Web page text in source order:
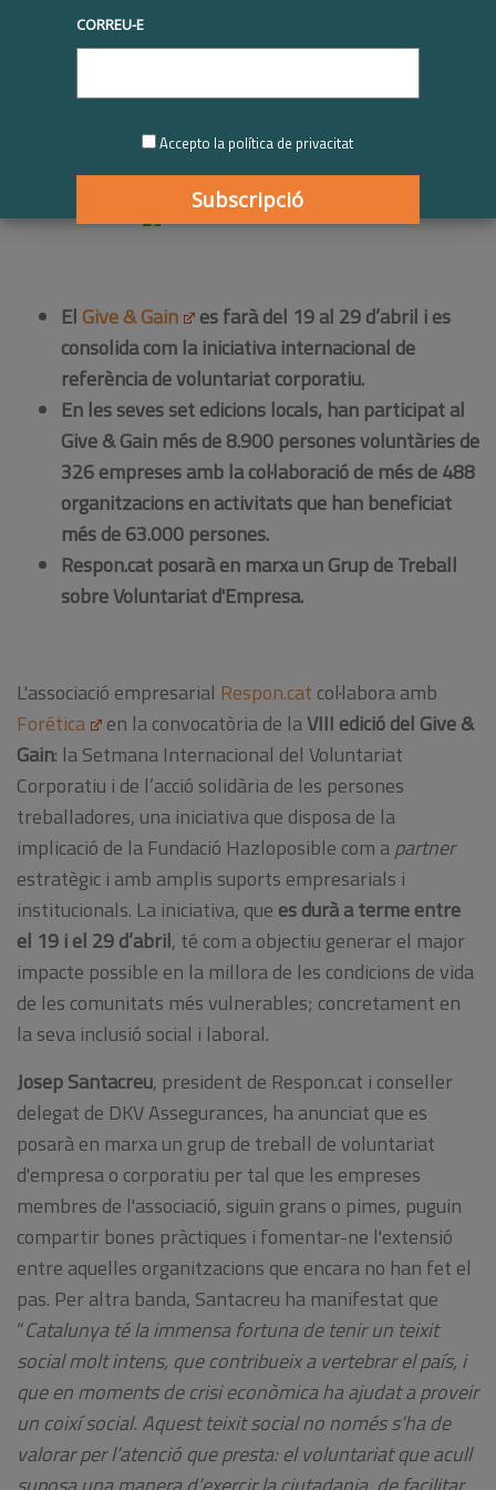
El Give & Gain
es farà del 19 al 29 d’abril i es
consolida com la iniciativa internacional de
referència de voluntariat corporatiu.
En les seves set edicions locals, han participat al
Give & Gain més de 8.900 persones voluntàries de
326 empreses amb la col·laboració de més de 488
organitzacions en activitats que han beneficiat
més de 63.000 persones.
Respon.cat posarà en marxa un Grup de Treball
sobre Voluntariat d'Empresa.
L'associació empresarial Respon.cat col·labora amb
Forética
en la convocatòria de laVIII edició del Give &
Gain: la Setmana Internacional del Voluntariat
Corporatiu i de l’acció solidària de les persones
treballadores, una iniciativa que disposa de la
implicació de la Fundació Hazloposible com apartner
estratègic i amb amplis suports empresarials i
institucionals. La iniciativa, que es durà a terme entre
el 19 i el 29 d’abril, té com a objectiu generar el major
impacte possible en la millora de les condicions de vida
de les comunitats més vulnerables; concretament en
la seva inclusió social i laboral.
Josep Santacreu, president de Respon.cat i conseller
delegat de DKV Assegurances, ha anunciat que es
posarà en marxa un grup de treball de voluntariat
d'empresa o corporatiu per tal que les empreses
membres de l'associació, siguin grans o pimes, puguin
compartir bones pràctiques i fomentar-ne l'extensió
entre aquelles organitzacions que encara no han fet el
pas. Per altra banda, Santacreu ha manifestat que
“Catalunya té la immensa fortuna de tenir un teixit
social molt intens, que contribueix a vertebrar el país, i
que en moments de crisi econòmica ha ajudat a proveir
un coixí social. Aquest teixit social no només s’ha de
valorar per l’atenció que presta: el voluntariat que acull
CORREU-E
Accepto la política de privacitat